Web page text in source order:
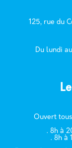
125, rue du
Du lundi
Ouvert
. 8h à
. 8h à